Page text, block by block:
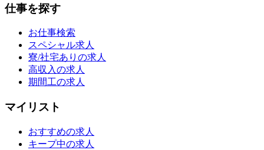
仕事を探す
お仕事検索
スペシャル求人
寮/社宅ありの求人
高収入の求人
期間工の求人
マイリスト
おすすめの求人
キープ中の求人